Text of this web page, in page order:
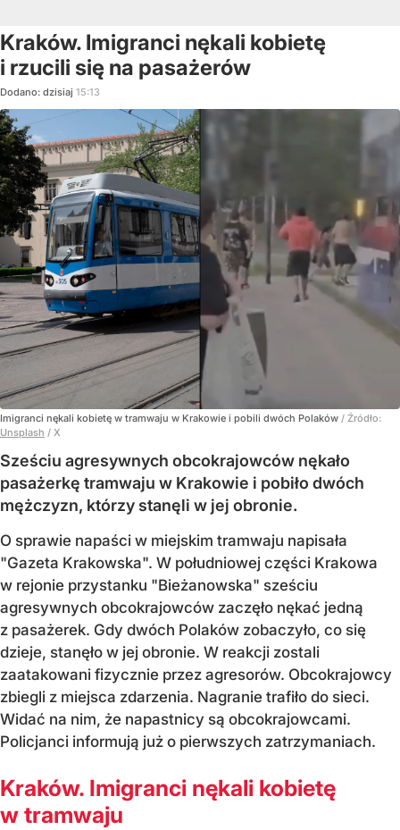
Kraków. Imigranci nękali kobietę
i rzucili się na pasażerów
Dodano: dzisiaj 15:13
Imigranci nękali kobietę w tramwaju w Krakowie i pobili dwóch Polaków / Źródło:
Unsplash / X
Sześciu agresywnych obcokrajowców nękało
pasażerkę tramwaju w Krakowie i pobiło dwóch
mężczyzn, którzy stanęli w jej obronie.
O sprawie napaści w miejskim tramwaju napisała
"Gazeta Krakowska". W południowej części Krakowa
w rejonie przystanku "Bieżanowska" sześciu
agresywnych obcokrajowców zaczęło nękać jedną
z pasażerek. Gdy dwóch Polaków zobaczyło, co się
dzieje, stanęło w jej obronie. W reakcji zostali
zaatakowani fizycznie przez agresorów. Obcokrajowcy
zbiegli z miejsca zdarzenia. Nagranie trafiło do sieci.
Widać na nim, że napastnicy są obcokrajowcami.
Policjanci informują już o pierwszych zatrzymaniach.
Kraków. Imigranci nękali kobietę
w tramwaju